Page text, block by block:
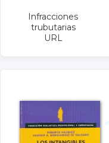
Infracciones
trubutarias
URL